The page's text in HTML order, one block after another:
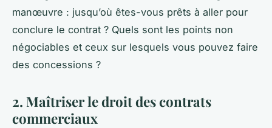
manœuvre : jusqu’où êtes-vous prêts à aller pour
conclure le contrat ? Quels sont les points non
négociables et ceux sur lesquels vous pouvez faire
des concessions ?
2. Maîtriser le droit des contrats
commerciaux